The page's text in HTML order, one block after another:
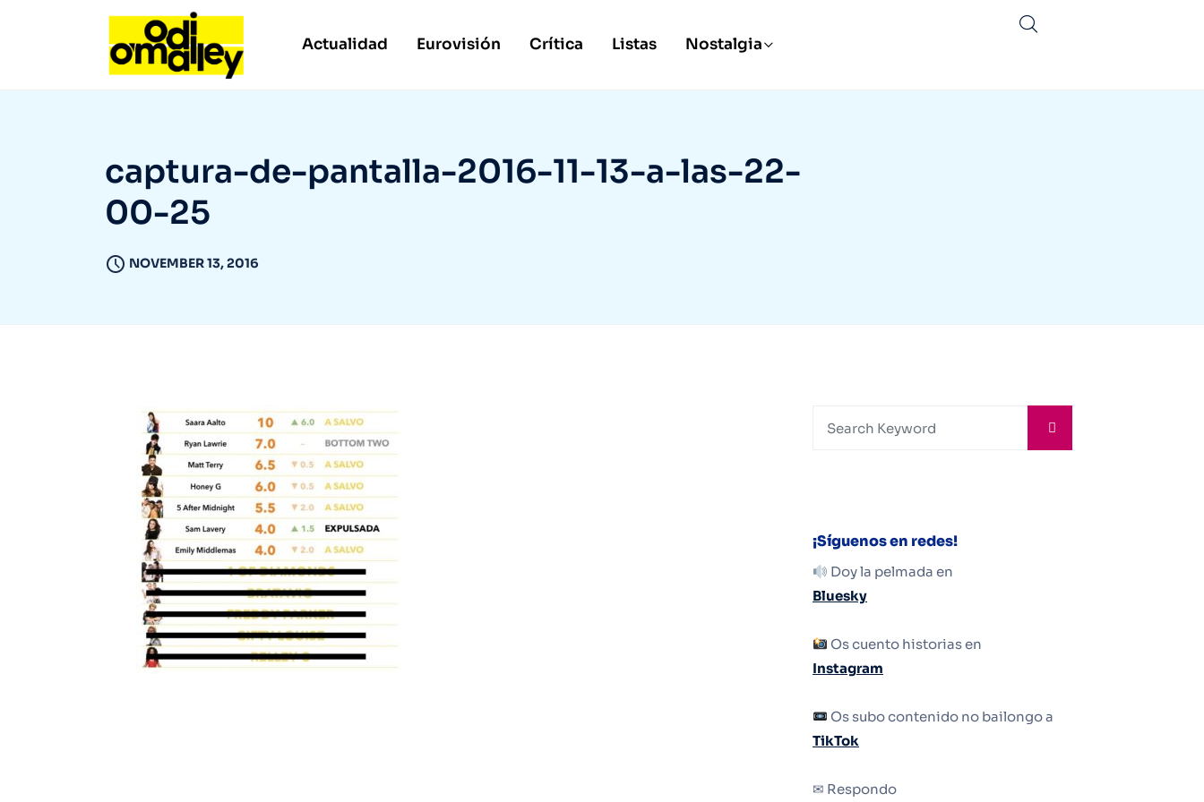
Actualidad Eurovisión Crítica Listas Nostalgia
captura-de-pantalla-2016-11-13-a-las-22-
00-25
NOVEMBER 13, 2016
¡Síguenos en redes!
Doy la pelmada en
Bluesky
Os cuento historias en
Instagram
Os subo contenido no bailongo a
TikTok
✉ Respondo